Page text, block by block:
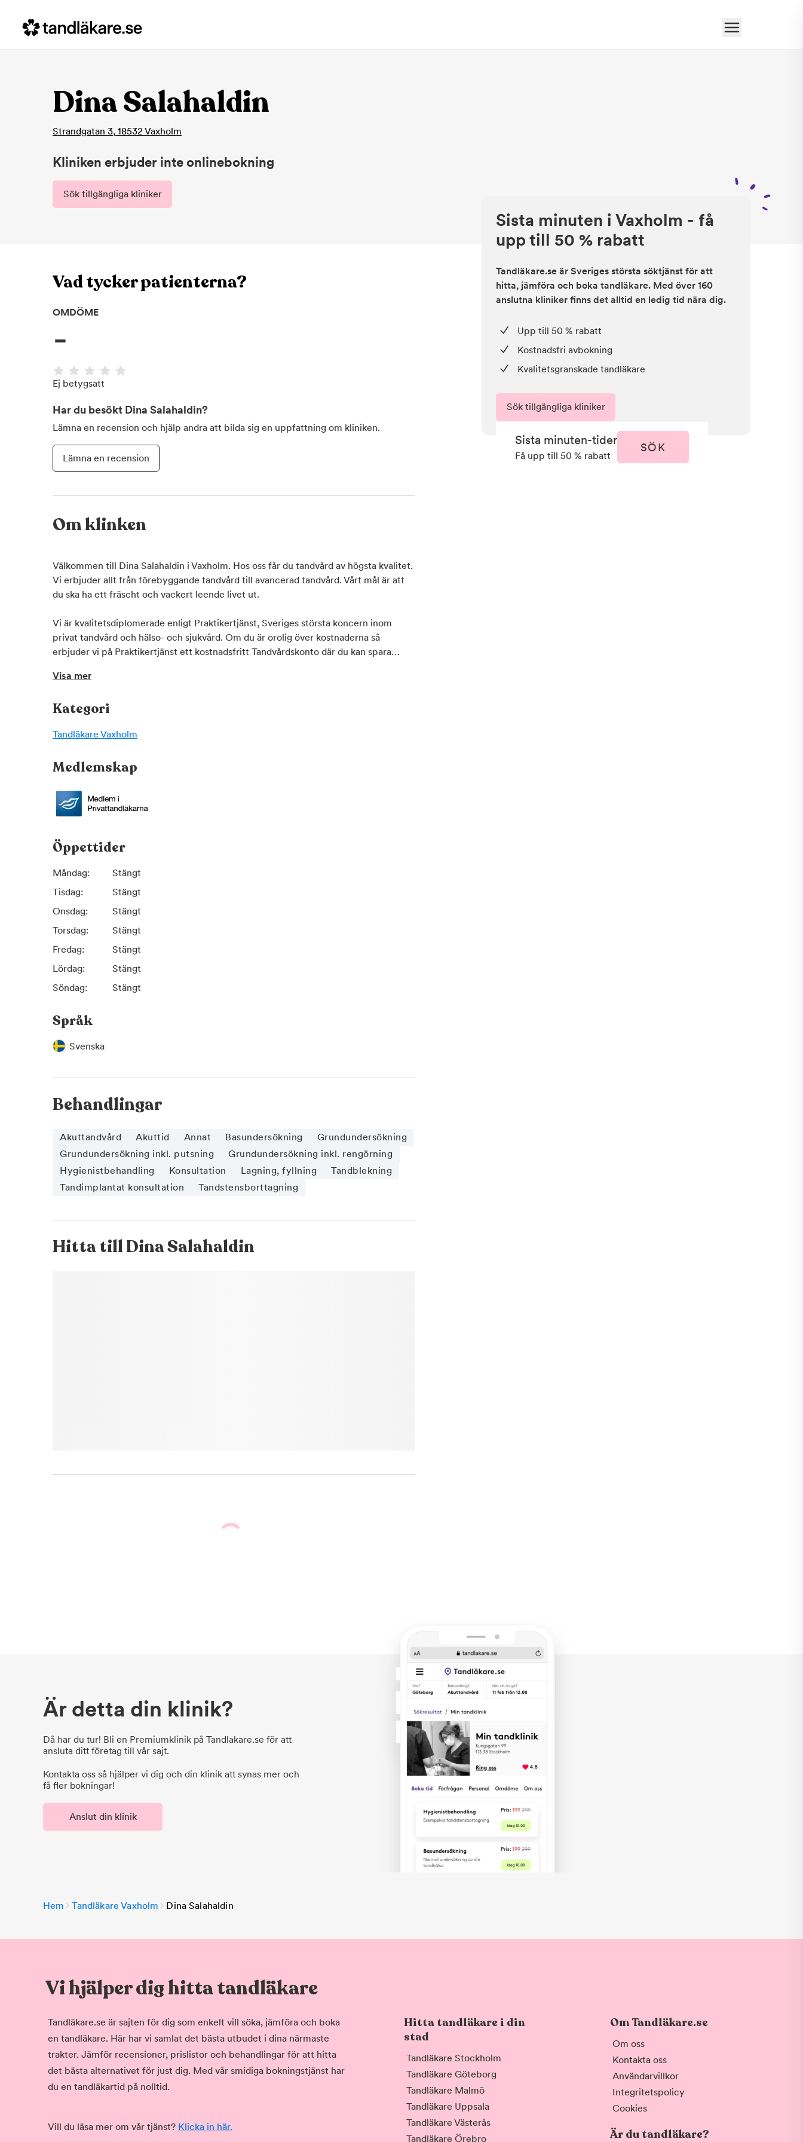
Dina Salahaldin
Strandgatan 3, 18532 Vaxholm
Kliniken erbjuder inte onlinebokning
Sök tillgängliga kliniker
Vad tycker patienterna?
OMDÖME
-
Ej betygsatt
Har du besökt Dina Salahaldin?
Lämna en recension och hjälp andra att bilda sig en uppfattning om kliniken.
Lämna en recension
Sista minuten i Vaxholm - få
upp till 50 % rabatt
Tandläkare.se är Sveriges största söktjänst för att
hitta, jämföra och boka tandläkare. Med över 160
anslutna kliniker finns det alltid en ledig tid nära dig.
Upp till 50 % rabatt
Kostnadsfri avbokning
Kvalitetsgranskade tandläkare
Sök tillgängliga kliniker
Sista minuten-tider
Få upp till 50 % rabatt
SÖK
Om klinken
Välkommen till Dina Salahaldin i Vaxholm. Hos oss får du tandvård av högsta kvalitet.
Vi erbjuder allt från förebyggande tandvård till avancerad tandvård. Vårt mål är att
du ska ha ett fräscht och vackert leende livet ut.
Vi är kvalitetsdiplomerade enligt Praktikertjänst, Sveriges största koncern inom
privat tandvård och hälso- och sjukvård. Om du är orolig över kostnaderna så
erbjuder vi på Praktikertjänst ett kostnadsfritt Tandvårdskonto där du kan spara
för dig att delbetala dina kostnader. Fråga oss om du vill veta mer! En verksamhet i
Praktikertjänsts affärsområde Tandvård är den största privata tandvårdsaktören i
aktieägare som själva arbetar med tandvård på mottagningar och laboratorier runt
Visa mer
Kategori
Tandläkare Vaxholm
Medlemskap
Öppettider
Måndag:
Stängt
Tisdag:
Stängt
Onsdag:
Stängt
Torsdag:
Stängt
Fredag:
Stängt
Lördag:
Stängt
Söndag:
Stängt
Språk
Svenska
Behandlingar
Akuttandvård Akuttid Annat Basundersökning
Grundundersökning
Grundundersökning inkl. putsning
Grundundersökning inkl. rengörning
Hygienistbehandling
Konsultation Lagning, fyllning
Tandblekning
Tandimplantat konsultation
Tandstensborttagning
Hitta tillDina Salahaldin
Är detta din klinik?
Då har du tur! Bli en Premiumklinik på Tandlakare.se för att
ansluta ditt företag till vår sajt.
Kontakta oss så hjälper vi dig och din klinik att synas mer och
få fler bokningar!
Anslut din klinik
Hem Tandläkare Vaxholm Dina Salahaldin
Vi hjälper dig hitta tandläkare
Tandläkare.se är sajten för dig som enkelt vill söka, jämföra och boka
en tandläkare. Här har vi samlat det bästa utbudet i dina närmaste
trakter. Jämför recensioner, prislistor och behandlingar för att hitta
det bästa alternativet för just dig. Med vår smidiga bokningstjänst har
du en tandläkartid på nolltid.
Vill du läsa mer om vår tjänst? Klicka in här.
Hitta tandläkare i din
stad
Tandläkare Stockholm
Tandläkare Göteborg
Tandläkare Malmö
Tandläkare Uppsala
Tandläkare Västerås
Tandläkare Örebro
Om Tandläkare.se
Om oss
Kontakta oss
Användarvillkor
Integritetspolicy
Cookies
Är du tandläkare?